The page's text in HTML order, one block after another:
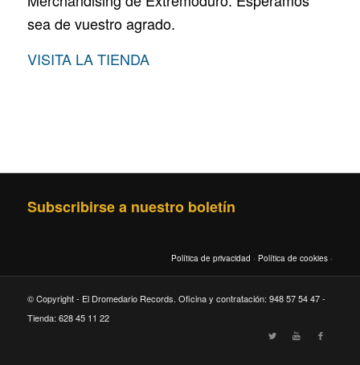
sea de vuestro agrado.
VISITA LA TIENDA
Subscribirse a nuestro boletín
Política de privacidad · Política de cookies ·
© Copyright - El Dromedario Records. Oficina y contratación: 948 57 54 47 -
Tienda: 628 45 11 22